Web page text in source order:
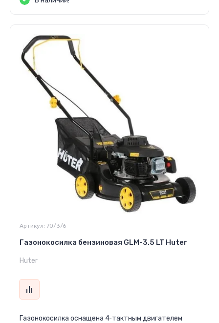
Артикул: 70/3/6
Газонокосилка бензиновая GLM-3.5 LT Huter
Huter
Газонокосилка оснащена 4‑тактным двигателем